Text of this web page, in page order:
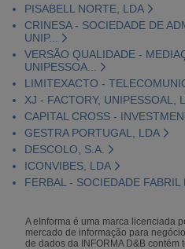
PISABELL NORTE, LDA
CRINESA - SOCIEDADE DE
UNIP...
VERSÃO QUALIDADE -
UNIPESSOA...
LIMITEXACTO -
XJ - FACTORY, UNIPESSOAL,
CAPITAL CROSS -
GESTRA PORTUGAL, LDA
DESCOLO, S.A.
ICONVIBES, LDA
FERBAL - SOCIEDADE
A eInforma é uma marca licenciada
mercado de informação para
de dados da INFORMA D&B contém